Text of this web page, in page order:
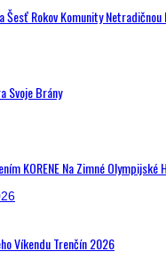
Šesť Rokov Komunity Netradičnou
Svoje Brány
KORENE Na Zimné Olympijské
Víkendu Trenčín 2026